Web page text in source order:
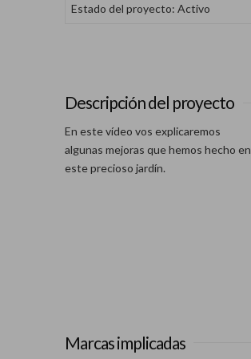
Estado del proyecto: Activo
Descripción del proyecto
En este vídeo vos explicaremos
algunas mejoras que hemos hecho en
este precioso jardín.
Marcas implicadas